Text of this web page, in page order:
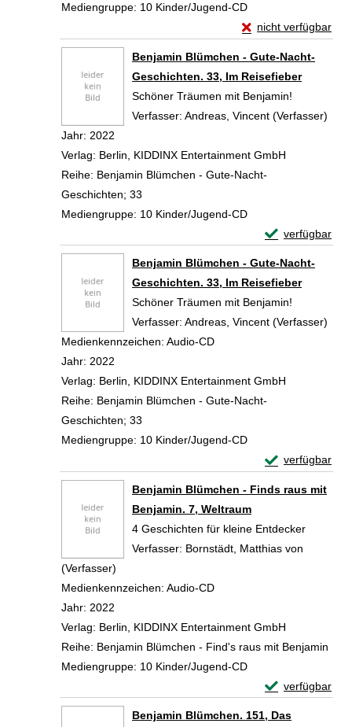
Mediengruppe: 10 Kinder/Jugend-CD
nicht verfügbar
Exemplar-Details
Benjamin Blümchen - Gute-Nacht-
Geschichten. 33, Im Reisefieber
Schöner Träumen mit Benjamin!
Verfasser: Andreas, Vincent (Verfasser)
Jahr: 2022
Verlag: Berlin, KIDDINX Entertainment GmbH
Reihe: Benjamin Blümchen - Gute-Nacht-
Geschichten; 33
Mediengruppe: 10 Kinder/Jugend-CD
verfügbar
Exemplar-
Benjamin Blümchen - Gute-Nacht-
Geschichten. 33, Im Reisefieber
Schöner Träumen mit Benjamin!
Verfasser: Andreas, Vincent (Verfasser)
Medienkennzeichen: Audio-CD
Jahr: 2022
Verlag: Berlin, KIDDINX Entertainment GmbH
Reihe: Benjamin Blümchen - Gute-Nacht-
Geschichten; 33
Mediengruppe: 10 Kinder/Jugend-CD
verfügbar
Exemplar-
Benjamin Blümchen - Finds raus mit
Benjamin. 7, Weltraum
4 Geschichten für kleine Entdecker
Verfasser: Bornstädt, Matthias von
(Verfasser)
Medienkennzeichen: Audio-CD
Jahr: 2022
Verlag: Berlin, KIDDINX Entertainment GmbH
Reihe: Benjamin Blümchen - Find's raus mit Benjamin
Mediengruppe: 10 Kinder/Jugend-CD
verfügbar
Exemplar-
Benjamin Blümchen. 151, Das